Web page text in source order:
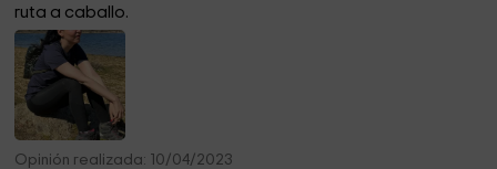
ruta a caballo.
Opinión realizada: 10/04/2023